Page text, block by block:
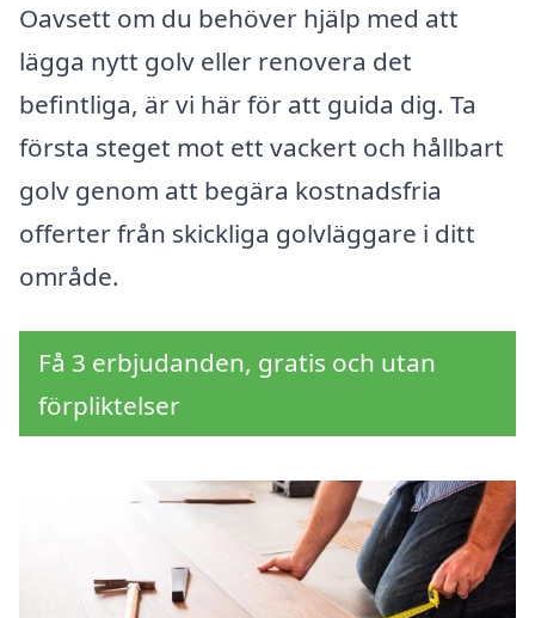
Oavsett om du behöver hjälp med att
lägga nytt golv eller renovera det
befintliga, är vi här för att guida dig. Ta
första steget mot ett vackert och hållbart
golv genom att begära kostnadsfria
offerter från skickliga golvläggare i ditt
område.
Få 3 erbjudanden, gratis och utan
förpliktelser